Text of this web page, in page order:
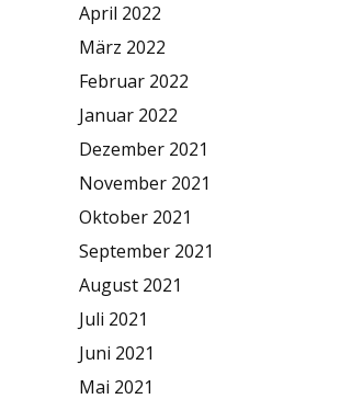
April 2022
März 2022
Februar 2022
Januar 2022
Dezember 2021
November 2021
Oktober 2021
September 2021
August 2021
Juli 2021
Juni 2021
Mai 2021